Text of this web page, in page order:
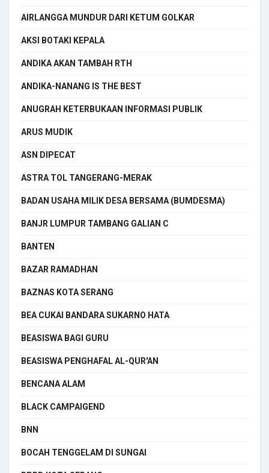
AIRLANGGA MUNDUR DARI KETUM GOLKAR
AKSI BOTAKI KEPALA
ANDIKA AKAN TAMBAH RTH
ANDIKA-NANANG IS THE BEST
ANUGRAH KETERBUKAAN INFORMASI PUBLIK
ARUS MUDIK
ASN DIPECAT
ASTRA TOL TANGERANG-MERAK
BADAN USAHA MILIK DESA BERSAMA (BUMDESMA)
BANJR LUMPUR TAMBANG GALIAN C
BANTEN
BAZAR RAMADHAN
BAZNAS KOTA SERANG
BEA CUKAI BANDARA SUKARNO HATA
BEASISWA BAGI GURU
BEASISWA PENGHAFAL AL-QUR'AN
BENCANA ALAM
BLACK CAMPAIGEND
BNN
BOCAH TENGGELAM DI SUNGAI